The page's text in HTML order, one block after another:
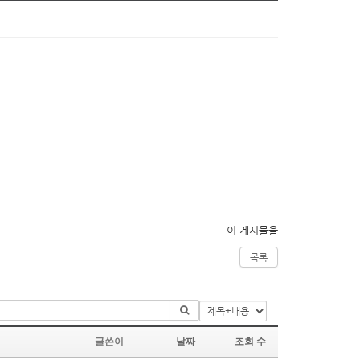
이 게시물을
목록
글쓴이 날짜 조회 수